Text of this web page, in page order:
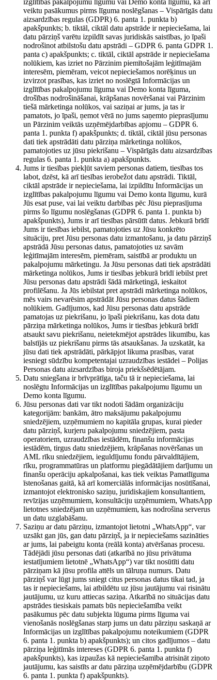
izglītības pakalpojumu līgumu vai Demo konta līgumu, kā arī
veiktu pasākumus pirms līguma noslēgšanas – Vispārīgās datu
aizsardzības regulas (GDPR) 6. panta 1. punkta b)
apakšpunkts; b. tiktāl, ciktāl datu apstrāde ir nepieciešama, lai
datu pārziņš varētu izpildīt savas juridiskās saistības, jo īpaši
nodrošinot atbilstošu datu apstrādi – GDPR 6. panta GDPR 1.
panta c) apakšpunkts; c. tiktāl, ciktāl apstrāde ir nepieciešama
nolūkiem, kas izriet no Pārzinim piemītošajām leģitīmajām
interesēm, piemēram, veicot nepieciešamos norēķinus un
izvirzot prasības, kas izriet no noslēgtā Informācijas un
izglītības pakalpojumu līguma vai Demo konta līguma,
drošības nodrošināšanai, krāpšanas novēršanai vai Pārzinim
tiešā mārketinga nolūkos, vai saziņai ar jums, ja tas ir
pamatots, jo īpaši, ņemot vērā no jums saņemto pieprasījumu
un Pārzinim veiktās uzņēmējdarbības apjomu – GDPR 6.
panta 1. punkta f) apakšpunkts; d. tiktāl, ciktāl jūsu personas
dati tiek apstrādāti datu pārziņa mārketinga nolūkos,
pamatojoties uz jūsu piekrišanu – Vispārīgās datu aizsardzības
regulas 6. panta 1. punkta a) apakšpunkts.
Jums ir tiesības piekļūt saviem personas datiem, tiesības tos
labot, dzēst, kā arī tiesības ierobežot datu apstrādi. Tiktāl,
ciktāl apstrāde ir nepieciešama, lai izpildītu Informācijas un
izglītības pakalpojumu līgumu vai Demo konta līgumu, kurā
Jūs esat puse, vai lai veiktu darbības pēc Jūsu pieprasījuma
pirms šo līgumu noslēgšanas (GDPR 6. panta 1. punkta b)
apakšpunkts), Jums ir arī tiesības pārsūtīt datus. Jebkurā brīdī
Jums ir tiesības iebilst, pamatojoties uz Jūsu konkrēto
situāciju, pret Jūsu personas datu izmantošanu, ja datu pārziņš
apstrādā Jūsu personas datus, pamatojoties uz savām
leģitīmajām interesēm, piemēram, saistībā ar produktu un
pakalpojumu mārketingu. Ja Jūsu personas dati tiek apstrādāti
mārketinga nolūkos, Jums ir tiesības jebkurā brīdī iebilst pret
Jūsu personas datu apstrādi šādā mārketingā, ieskaitot
profilēšanu. Ja Jūs iebilstat pret apstrādi mārketinga nolūkos,
mēs vairs nevarēsim apstrādāt Jūsu personas datus šādiem
nolūkiem. Gadījumos, kad Jūsu personas datu apstrāde
pamatojas uz piekrišanu, jo īpaši piekrišanu, kas dota datu
pārziņa mārketinga nolūkos, Jums ir tiesības jebkurā brīdī
atsaukt savu piekrišanu, neietekmējot apstrādes likumību, kas
balstījās uz piekrišanu pirms tās atsaukšanas. Ja uzskatāt, ka
jūsu dati tiek apstrādāti, pārkāpjot likuma prasības, varat
iesniegt sūdzību kompetentajai uzraudzības iestādei – Polijas
Personas datu aizsardzības biroja priekšsēdētājam.
Datu sniegšana ir brīvprātīga, taču tā ir nepieciešama, lai
noslēgtu Informācijas un izglītības pakalpojumu līgumu un
Demo konta līgumu.
Jūsu personas dati var tikt nodoti šādām organizāciju
kategorijām: bankām, ātro maksājumu pakalpojumu
sniedzējiem, uzņēmumiem no kapitāla grupas, kurai pieder
datu pārziņš, kurjeru pakalpojumu sniedzējiem, pasta
operatoriem, uzraudzības iestādēm, finanšu informācijas
iestādēm, tirgus datu sniedzējiem, krāpšanas novēršanas un
AML rīku sniedzējiem, ieguldījumu fondu pārvaldītājiem,
rīku, programmatūras un platformu piegādātājiem darījumu un
finanšu operāciju apkalpošanai, kas tiek veiktas Pamatlīguma
īstenošanas gaitā, kā arī komerciālās informācijas nosūtīšanai,
izmantojot elektronisko saziņu, juridiskajiem konsultantiem,
revīzijas uzņēmumiem, konsultāciju uzņēmumiem, WhatsApp
lietotnes sniedzējam un uzņēmumiem, kas nodrošina serverus
un datu uzglabāšanu.
Saziņu ar datu pārziņu, izmantojot lietotni „WhatsApp“, var
uzsākt gan jūs, gan datu pārziņš, ja ir nepieciešams sazināties
ar jums, lai pabeigtu konta (reālā konta) atvēršanas procesu.
Tādējādi jūsu personas dati (atkarībā no jūsu privātuma
iestatījumiem lietotnē „WhatsApp“) var tikt nosūtīti datu
pārziņam kā jūsu profila attēls un tālruņa numurs. Datu
pārziņš var lūgt jums sniegt citus personas datus tikai tad, ja
tas ir nepieciešams, lai atbildētu uz jūsu jautājumu vai risinātu
jautājumu, uz kuru attiecas saziņa. Atkarībā no situācijas datu
apstrādes tiesiskais pamats būs nepieciešamība veikt
pasākumus pēc datu subjekta lūguma pirms līguma vai
vienošanās noslēgšanas starp jums un datu pārziņu saskaņā ar
Informācijas un izglītības pakalpojumu noteikumiem (GDPR
6. panta 1. punkta b) apakšpunkts); un citos gadījumos – datu
pārziņa leģitīmās intereses (GDPR 6. panta 1. punkta f)
apakšpunkts), kas izpaužas kā nepieciešamība atrisināt ziņoto
jautājumu, kas saistīts ar datu pārziņa uzņēmējdarbību (GDPR
6. panta 1. punkta f) apakšpunkts).